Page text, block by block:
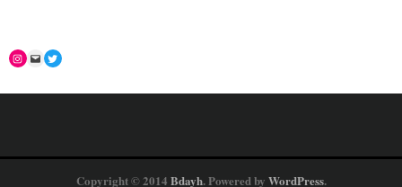
Copyright © 2014 Bdayh. Powered by WordPress.